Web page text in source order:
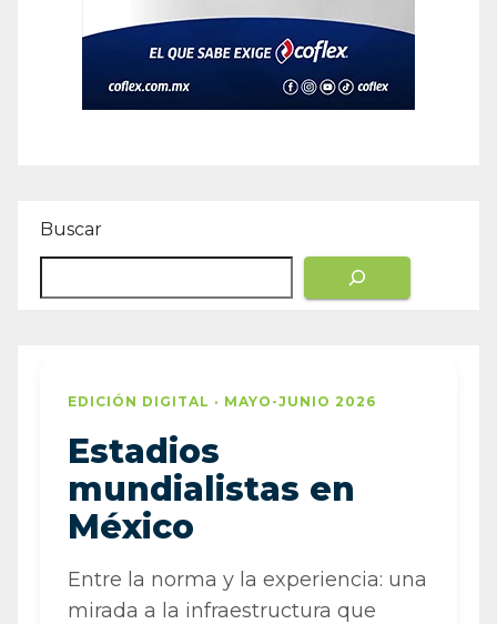
Buscar
EDICIÓN DIGITAL · MAYO-JUNIO 2026
Estadios
mundialistas en
México
Entre la norma y la experiencia: una
mirada a la infraestructura que